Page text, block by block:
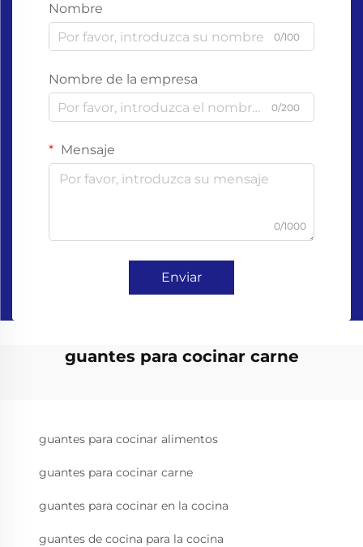
Nombre
0/100
Nombre de la empresa
0/200
Mensaje
0/1000
Enviar
guantes para cocinar carne
guantes para cocinar alimentos
guantes para cocinar carne
guantes para cocinar en la cocina
guantes de cocina para la cocina